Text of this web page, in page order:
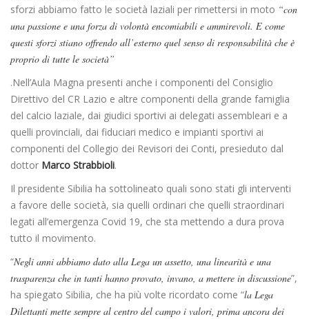
sforzi abbiamo fatto le società laziali per rimettersi in moto “con
una passione e una forza di volontà encomiabili e ammirevoli. E come
questi sforzi stiano offrendo all’esterno quel senso di responsabilità che è
proprio di tutte le società”
.Nell’Aula Magna presenti anche i componenti del Consiglio
Direttivo del CR Lazio e altre componenti della grande famiglia
del calcio laziale, dai giudici sportivi ai delegati assembleari e a
quelli provinciali, dai fiduciari medico e impianti sportivi ai
componenti del Collegio dei Revisori dei Conti, presieduto dal
dottor Marco Strabbioli.
Il presidente Sibilia ha sottolineato quali sono stati gli interventi
a favore delle società, sia quelli ordinari che quelli straordinari
legati all’emergenza Covid 19, che sta mettendo a dura prova
tutto il movimento.
“Negli anni abbiamo dato alla Lega un assetto, una linearità e una
trasparenza che in tanti hanno provato, invano, a mettere in discussione”,
ha spiegato Sibilia, che ha più volte ricordato come “la Lega
Dilettanti mette sempre al centro del campo i valori, prima ancora dei